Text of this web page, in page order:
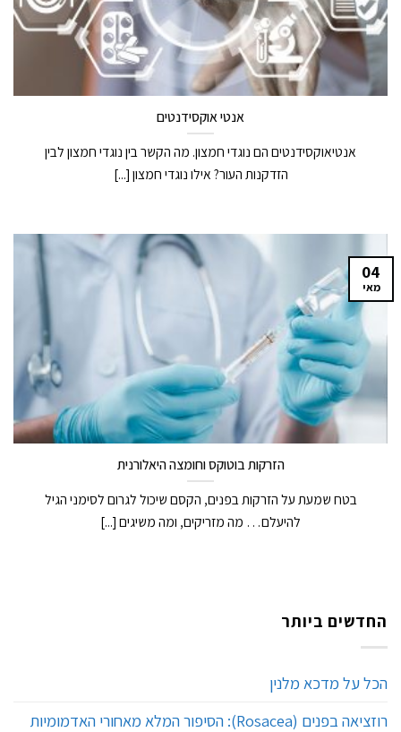
אנטי אוקסידנטים
אנטיאוקסידנטים הם נוגדי חמצון. מה הקשר בין נוגדי חמצון לבין
הזדקנות העור? אילו נוגדי חמצון [...]
הזרקות בוטוקס וחומצה היאלורנית
בטח שמעת על הזרקות בפנים, הקסם שיכול לגרום לסימני הגיל
להיעלם… מה מזריקים, ומה משיגים [...]
04
מאי
החדשים ביותר
הכל על מדכא מלנין
רוזציאה בפנים (Rosacea): הסיפור המלא מאחורי האדמומיות